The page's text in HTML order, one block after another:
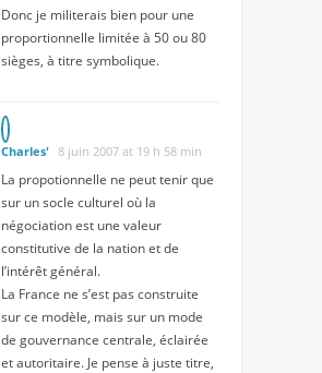
Donc je militerais bien pour une
proportionnelle limitée à 50 ou 80
sièges, à titre symbolique.
Charles' 8 juin 2007 at 19 h 58 min
La propotionnelle ne peut tenir que
sur un socle culturel où la
négociationest une valeur
constitutive de la nation et de
l’intérêt général.
La France ne s’est pas construite
sur ce modèle, mais sur un mode
de gouvernance centrale, éclairée
et autoritaire. Je pense à juste titre,